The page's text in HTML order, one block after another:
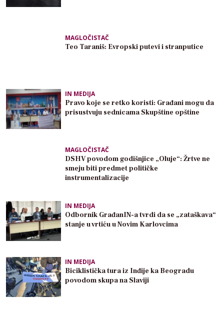
MAGLOČISTAČ
Teo Taraniš: Evropski putevi i stranputice
IN MEDIJA
Pravo koje se retko koristi: Građani mogu da
prisustvuju sednicama Skupštine opštine
MAGLOČISTAČ
DSHV povodom godišnjice „Oluje“: Žrtve ne
smeju biti predmet političke
instrumentalizacije
IN MEDIJA
Odbornik GrađanIN-a tvrdi da se „zataškava“
stanje u vrtiću u Novim Karlovcima
IN MEDIJA
Biciklistička tura iz Inđije ka Beogradu
povodom skupa na Slaviji